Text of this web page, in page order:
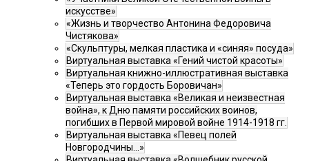
искусстве»
«Жизнь и творчество Антонина Федоровича
Чистякова»
«Скульптуры, мелкая пластика и «синяя» посуда»
Виртуальная выставка «Гений чистой красоты»
Виртуальная книжно-иллюстративная выставка
«Теперь это гордость Боровичан»
Виртуальная выставка «Великая и неизвестная
война», к Дню памяти российских воинов,
погибших в Первой мировой войне 1914-1918 гг.
Виртуальная выставка «Певец полей
Новгородчины…»